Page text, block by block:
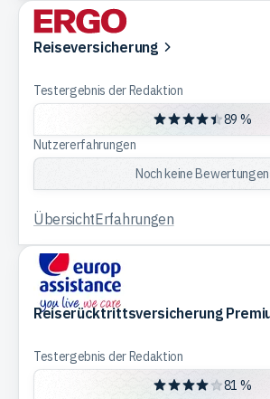
Reiseversicherung
Testergebnis der Redaktion
89 %
Nutzererfahrungen
Noch keine Bewertungen
ÜbersichtErfahrungen
Reiserücktrittsversicherung
Testergebnis der Redaktion
81 %